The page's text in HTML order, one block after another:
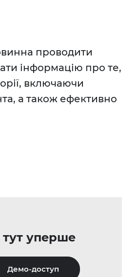
проводити
інформацію про те,
включаючи
а також ефективно
тут уперше
Демо-доступ